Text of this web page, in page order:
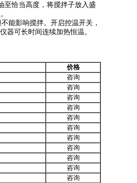
至恰当高度，将搅拌子放入盛
能影响搅拌。开启控温开关，
器可长时间连续加热恒温。
价格
咨询
咨询
咨询
咨询
咨询
咨询
咨询
咨询
咨询
咨询
咨询